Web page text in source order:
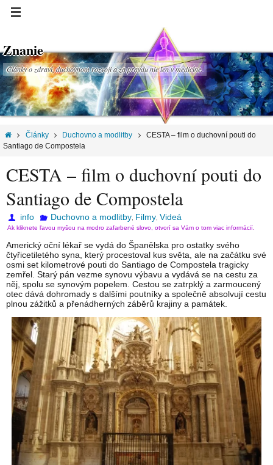
Znanie
Články o zdraví, duchovnom rozvoji a za pravdu nie len v medicíne.
Články Duchovno a modlitby
CESTA – film o duchovní pouti do
Santiago de Compostela
CESTA – film o duchovní pouti do
Santiago de Compostela
info Duchovno a modlitby, Filmy, Videá
Ak kliknete ľavou myšou na modro zafarbené slovo, otvorí sa Vám o tom viac informácií.
Americký oční lékař se vydá do Španělska pro ostatky svého
čtyřicetiletého syna, který procestoval kus světa, ale na začátku své
osmi set kilometrové pouti do Santiago de Compostela tragicky
zemřel. Starý pán vezme synovu výbavu a vydává se na cestu za
něj, spolu se synovým popelem. Cestou se zatrpklý a zarmoucený
otec dává dohromady s dalšími poutníky a společně absolvují cestu
plnou zážitků a přenádherných záběrů krajiny a památek.